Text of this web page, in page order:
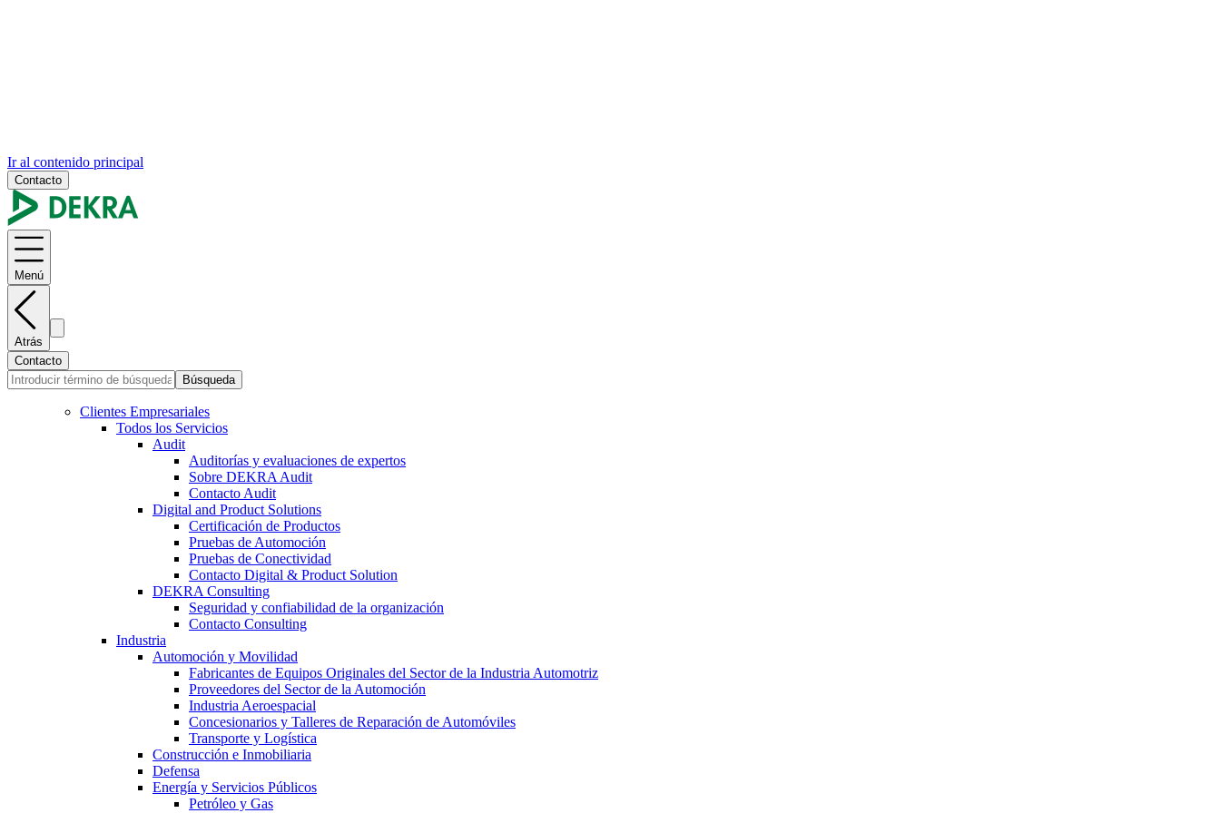
Ir al contenido principal
Contacto
Menú
Atrás
Contacto
Búsqueda
Clientes Empresariales
Todos los Servicios
Audit
Auditorías y evaluaciones de expertos
Sobre DEKRA Audit
Contacto Audit
Digital and Product Solutions
Certificación de Productos
Pruebas de Automoción
Pruebas de Conectividad
Contacto Digital & Product Solution
DEKRA Consulting
Seguridad y confiabilidad de la organización
Contacto Consulting
Industria
Automoción y Movilidad
Fabricantes de Equipos Originales del Sector de la Industria Automotriz
Proveedores del Sector de la Automoción
Industria Aeroespacial
Concesionarios y Talleres de Reparación de Automóviles
Transporte y Logística
Construcción e Inmobiliaria
Defensa
Energía y Servicios Públicos
Petróleo y Gas